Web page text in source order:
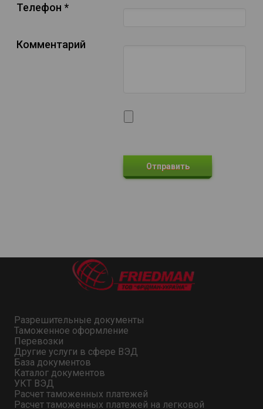
Телефон *
Комментарий
Разрешительные документы
Таможенное оформление
Перевозки
Другие услуги в сфере ВЭД
База документов
Каталог документов
УКТ ВЭД
Расчет таможенных платежей
Расчет таможенных платежей на легковой